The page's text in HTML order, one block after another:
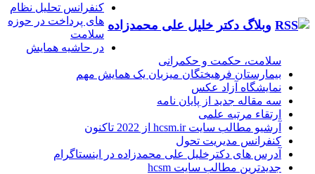
وبلاگ دکتر خلیل علی محمدزاده
کنفرانس تحلیل نظام
های پرداخت در حوزه
سلامت
در حاشیه همایش
سلامت، حکمت و حکمرانی
بیمارستان فرهیختگان میزبان یک همایش مهم
نمایشگاه آزاد عکس
سه مقاله جدید از پایان نامه
ارتقاء مرتبه علمی
آرشیو مطالب سایت hcsm.ir از 2022 تاکنون
کنفرانس مدیریت تحول
آدرس های دکترخلیل علی محمدزاده در اینستاگرام
جدیدترین مطالب سایت hcsm